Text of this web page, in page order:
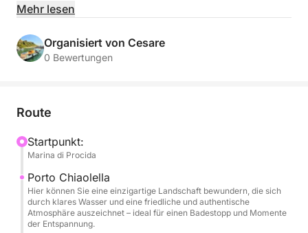
Entspannen, Baden und um einige der schönsten
Die Tour startet im charmanten Marina di Corricella,
Meer. Alternativ bieten wir Ihnen auch einen
Während der Fahrt gleiten Sie entlang der Küste der
Insel, vorbei an versteckten Buchten und
kristallklarem Wasser. Ein Badestopp ist im
Hafengebiet von Chiaiolella geplant, wo Sie die
malerischen Naturschwimmbecken (Piscine Naturali)
Mehr lesen
Organisiert von Cesare
0 Bewertungen
Route
Startpunkt:
Marina di Procida
Porto Chiaolella
Hier können Sie eine einzigartige Landschaft bewundern, die sich
durch klares Wasser und eine friedliche und authentische
Atmosphäre auszeichnet – ideal für einen Badestopp und Momente
der Entspannung.